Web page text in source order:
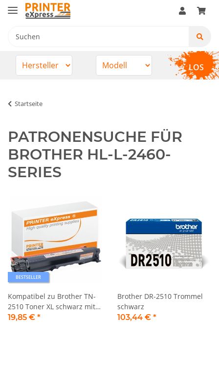
LOS
Startseite
PATRONENSUCHE FÜR
BROTHER HL-L-2460-
SERIES
BESTSELLER
Kompatibel zu Brother TN-
2510 Toner XL schwarz mit
Chip
19,85 € *
Brother DR-2510 Trommel
schwarz
103,44 € *